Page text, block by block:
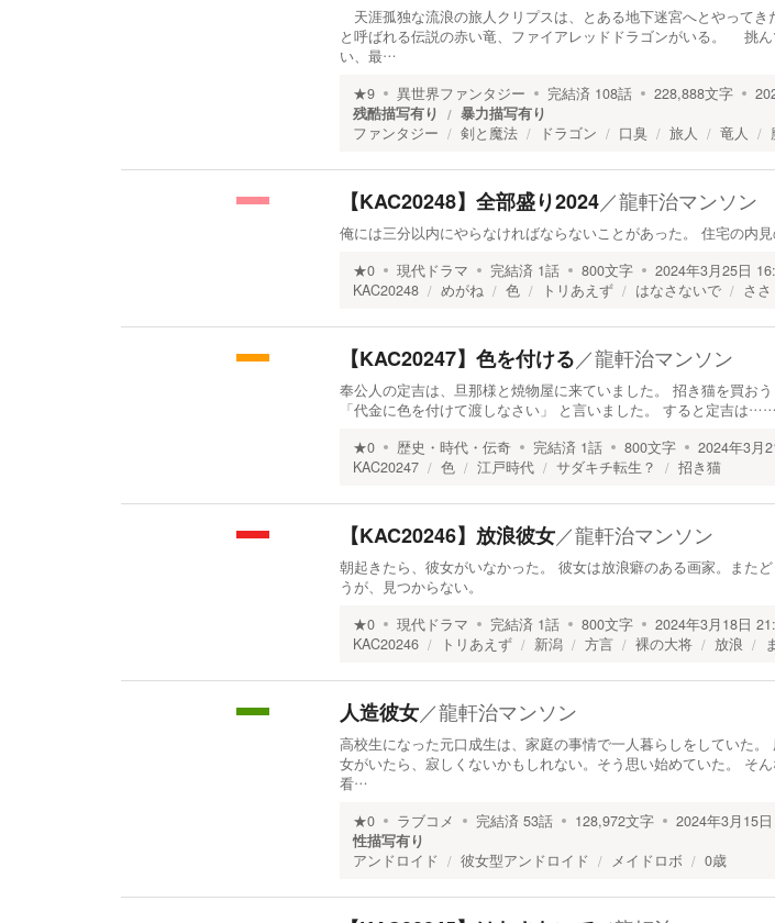
天涯孤独な流浪の旅人クリプスは、とある地下迷宮へとやって
と呼ばれる伝説の赤い竜、ファイアレッドドラゴンがいる。 挑
い、最…
★9 異世界ファンタジー 完結済 108話 228,888文字
残酷描写有り
暴力描写有り
ファンタジー
剣と魔法 ドラゴン 口臭 旅人 竜人
【KAC20248】全部盛り2024／龍軒治マンソン
俺には三分以内にやらなければならないことがあった。 住宅の内見
★0 現代ドラマ 完結済 1話 800文字 2024年3月25日
KAC20248
めがね 色 トリあえず はなさないで さ
【KAC20247】色を付ける／龍軒治マンソン
奉公人の定吉は、旦那様と焼物屋に来ていました。 招き猫を買おう
「代金に色を付けて渡しなさい」 と言いました。 すると定吉は……
★0 歴史・時代・伝奇 完結済 1話 800文字 2024年3月
KAC20247
色 江戸時代 サダキチ転生？ 招き猫
【KAC20246】放浪彼女／龍軒治マンソン
朝起きたら、彼女がいなかった。 彼女は放浪癖のある画家。また
うが、見つからない。
★0 現代ドラマ 完結済 1話 800文字 2024年3月18日
KAC20246
トリあえず 新潟 方言 裸の大将 放浪
人造彼女／龍軒治マンソン
高校生になった元口成生は、家庭の事情で一人暮らしをしていた
女がいたら、寂しくないかもしれない。そう思い始めていた。 そ
看…
★0 ラブコメ 完結済 53話 128,972文字 2024年3月15
性描写有り
アンドロイド
彼女型アンドロイド メイドロボ 0歳